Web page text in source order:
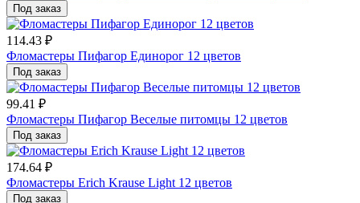
Под заказ
114.43 ₽
Фломастеры Пифагор Единорог 12 цветов
Под заказ
99.41 ₽
Фломастеры Пифагор Веселые питомцы 12 цветов
Под заказ
174.64 ₽
Фломастеры Erich Krause Light 12 цветов
Под заказ